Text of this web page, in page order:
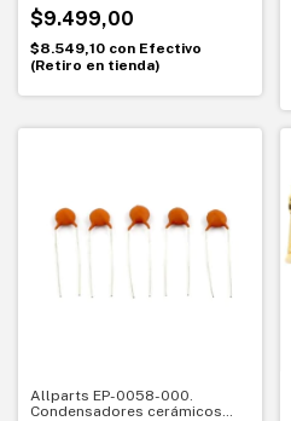
profesional
$9.499,00
$8.549,10 con Efectivo
(Retiro en tienda)
Allparts EP-0058-000.
Condensadores cerámicos